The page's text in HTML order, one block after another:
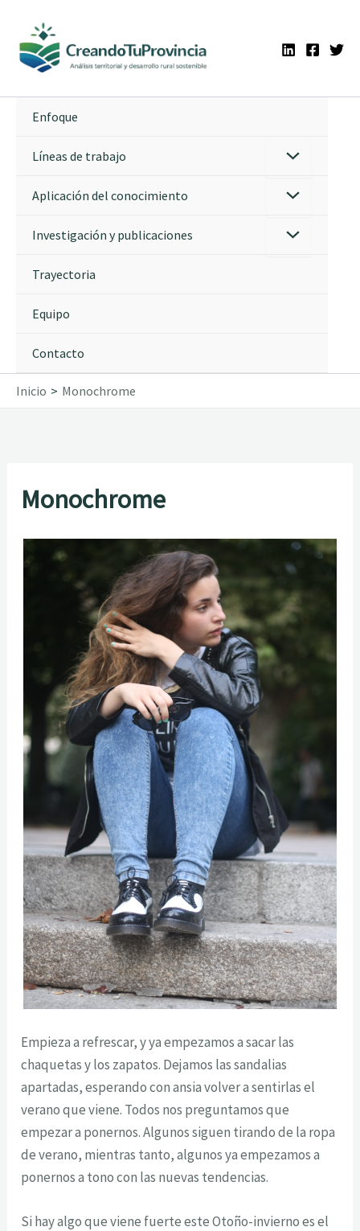
contenido
Enfoque
Líneas de trabajo
Aplicación del conocimiento
Investigación y publicaciones
Trayectoria
Equipo
Contacto
Inicio Monochrome
Monochrome
Empieza a refrescar, y ya empezamos a sacar las
chaquetas y los zapatos. Dejamos las sandalias
apartadas, esperando con ansia volver a sentirlas el
verano que viene. Todos nos preguntamos que
empezar a ponernos. Algunos siguen tirando de la ropa
de verano, mientras tanto, algunos ya empezamos a
ponernos a tono con las nuevas tendencias.
Si hay algo que viene fuerte este Otoño-invierno es el